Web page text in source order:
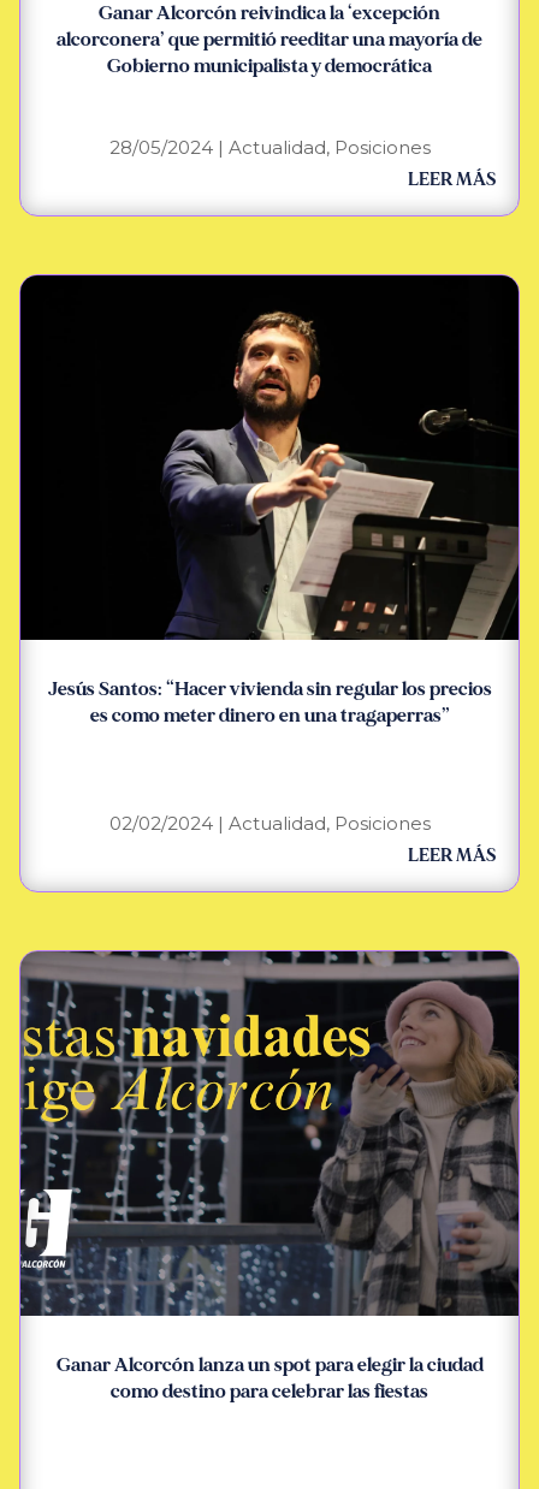
Ganar Alcorcón reivindica la ‘excepción
alcorconera’ que permitió reeditar una mayoría de
Gobierno municipalista y democrática
28/05/2024| Actualidad, Posiciones
LEER MÁS
Jesús Santos: “Hacer vivienda sin regular los precios
es como meter dinero en una tragaperras”
02/02/2024| Actualidad, Posiciones
LEER MÁS
Ganar Alcorcón lanza un spot para elegir la ciudad
como destino para celebrar las fiestas